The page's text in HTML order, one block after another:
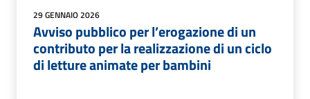
29 GENNAIO 2026
Avviso pubblico per l’erogazione di un
contributo per la realizzazione di un ciclo
di letture animate per bambini